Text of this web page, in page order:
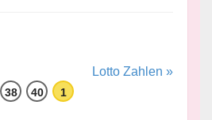
Lotto Zahlen »
38 40 1